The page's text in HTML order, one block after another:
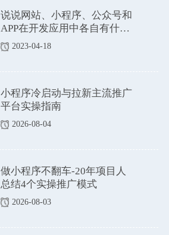
说说网站、小程序、公众号和
APP在开发应用中各自有什么
优点和缺点吗？
2023-04-18
小程序冷启动与拉新主流推广
平台实操指南
2026-08-04
做小程序不翻车-20年项目人
总结4个实操推广模式
2026-08-03